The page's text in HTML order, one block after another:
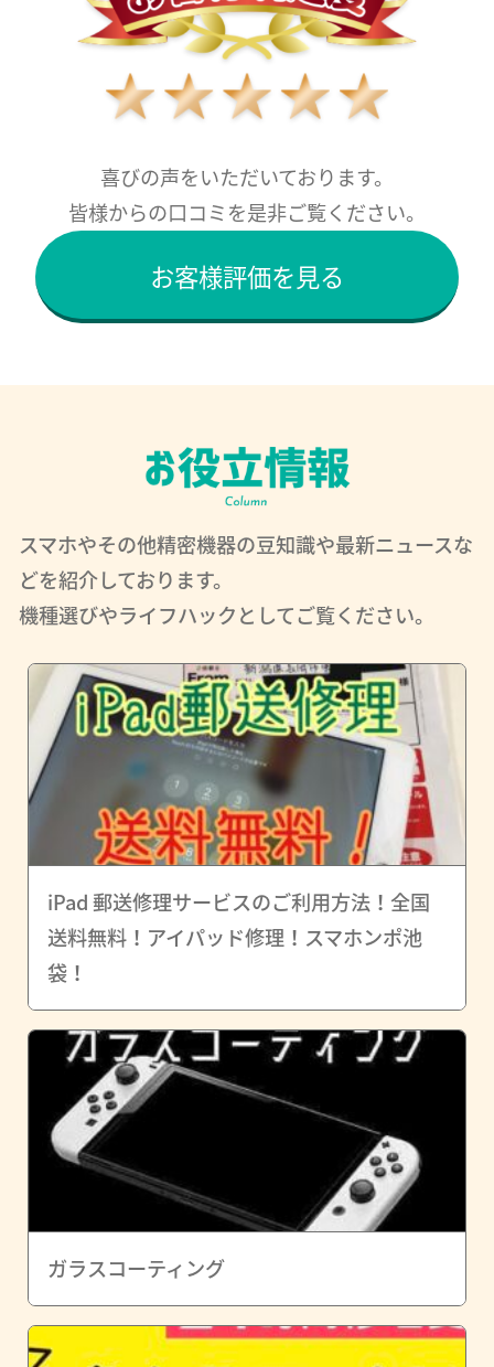
喜びの声をいただいております。
皆様からの口コミを是非ご覧ください。
お客様評価を見る
スマホやその他精密機器の豆知識や最新ニュースな
どを紹介しております。
機種選びやライフハックとしてご覧ください。
iPad 郵送修理サービスのご利用方法！全国
送料無料！アイパッド修理！スマホンポ池
袋！
ガラスコーティング